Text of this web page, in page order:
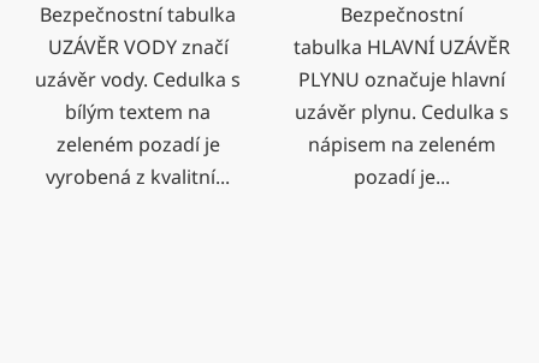
Bezpečnostní tabulka
UZÁVĚR VODY značí
uzávěr vody. Cedulka s
bílým textem na
zeleném pozadí je
vyrobená z kvalitní...
Bezpečnostní
tabulka HLAVNÍ UZÁVĚR
PLYNU označuje hlavní
uzávěr plynu. Cedulka s
nápisem na zeleném
pozadí je...